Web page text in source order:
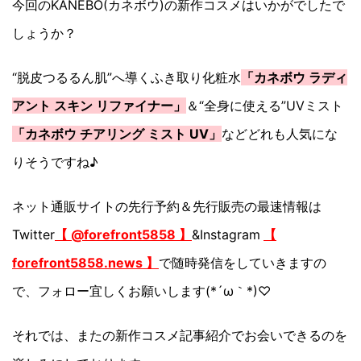
今回のKANEBO(カネボウ)の新作コスメはいかがでしたで
しょうか？
“脱皮つるるん肌”へ導くふき取り化粧水 「カネボウ ラディ
アント スキン リファイナー」 ＆“全身に使える”UVミスト
「カネボウ チアリング ミスト UV」 などどれも人気にな
りそうですね♪
ネット通販サイトの先行予約＆先行販売の最速情報は
Twitter 【 @forefront5858 】 &Instagram
【
forefront5858.news 】 で随時発信をしていきますの
で、フォロー宜しくお願いします(*´ω｀*)♡
それでは、またの新作コスメ記事紹介でお会いできるのを